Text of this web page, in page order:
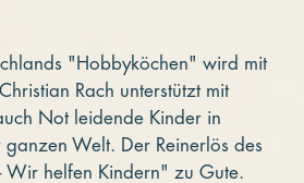
"Hobbyköchen" wird mit
Rach unterstützt mit
Not leidende Kinder in
ganzen Welt. Der Reinerlös des
Wir helfen Kindern" zu Gute.